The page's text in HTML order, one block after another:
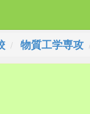
物質工学専攻